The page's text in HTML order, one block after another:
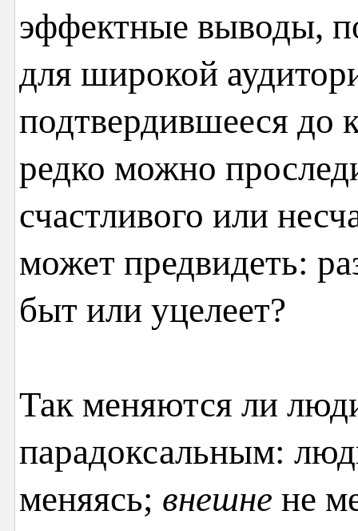
эффектные выводы,
для широкой
подтвердившееся до
редко можно
счастливого или
может предвидеть:
быт или уцелеет?
Так меняются ли
парадоксальным:
меняясь; внешне не